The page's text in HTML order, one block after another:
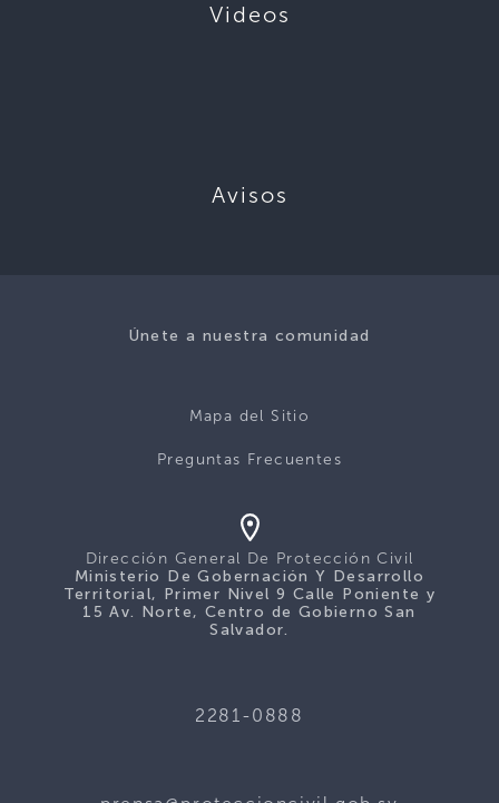
Videos
Avisos
Únete a nuestra comunidad
Mapa del Sitio
Preguntas Frecuentes
Dirección General De Protección Civil
Ministerio De Gobernación Y Desarrollo
Territorial, Primer Nivel 9 Calle Poniente y
15 Av. Norte, Centro de Gobierno San
Salvador.
2281-0888